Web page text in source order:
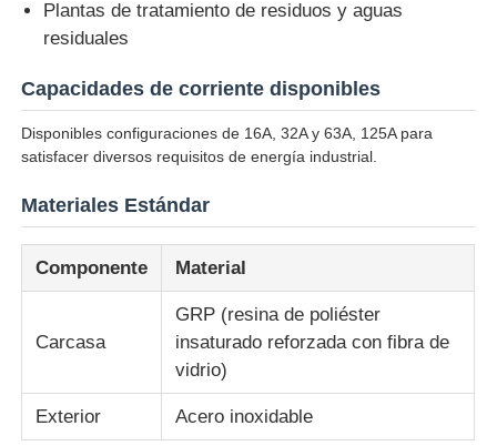
Solicitar una cotización
Iluminación a prueba de explosiones
ventilador a prueba de explosiones
Caja a prueba de explosión
interruptor a prueba de explosiones
Plantas de tratamiento de residuos y aguas
residuales
Capacidades de corriente disponibles
Disponibles configuraciones de 16A, 32A y 63A, 125A para
satisfacer diversos requisitos de energía industrial.
Materiales Estándar
Componente Material
Carcasa
GRP (resina de poliéster
insaturado reforzada con fibra de
vidrio)
Exterior Acero inoxidable